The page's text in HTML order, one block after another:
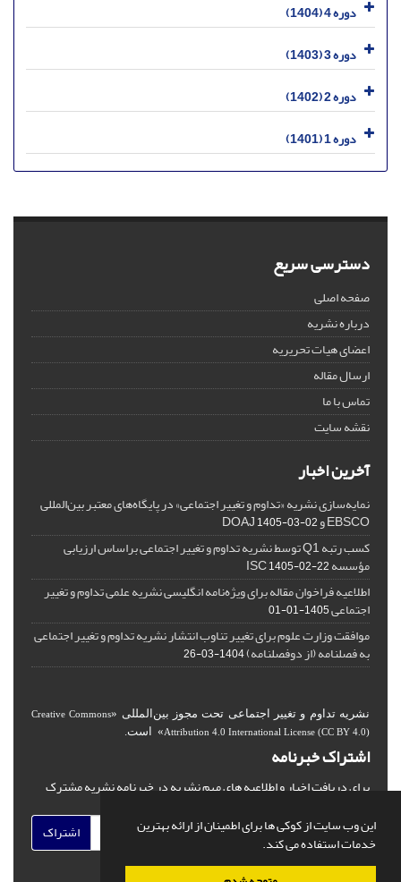
این وب سایت از کوکی ها برای اطمینان از ارائه بهترین
خدمات استفاده می کند.
دوره 4 (1404)
دوره 3 (1403)
دوره 2 (1402)
دوره 1 (1401)
دسترسی سریع
صفحه اصلی
درباره نشریه
اعضای هیات تحریریه
ارسال مقاله
تماس با ما
نقشه سایت
آخرین اخبار
نمایه‌سازی نشریه «تداوم و تغییر اجتماعی» در پایگاه‌های معتبر بین‌المللی
EBSCO و DOAJ 1405-03-02
کسب رتبه Q1 توسط نشریه تداوم و تغییر اجتماعی براساس ارزیابی
مؤسسه ISC1405-02-22
اطلاعیه فراخوان مقاله برای ویژه‌نامه انگلیسی نشریه علمی تداوم و تغییر
اجتماعی1405-01-01
موافقت وزارت علوم برای تغییر تناوب انتشار نشریه تداوم و تغییر اجتماعی
به فصلنامه (از دوفصلنامه)1404-03-26
نشریه تداوم و تغییر اجتماعی تحت مجوز بین‌المللی «Creative Commons
Attribution 4.0 International License (CC BY 4.0)» است.
اشتراک خبرنامه
برای دریافت اخبار و اطلاعیه های مهم نشریه در خبرنامه نشریه مشترک
اشتراک